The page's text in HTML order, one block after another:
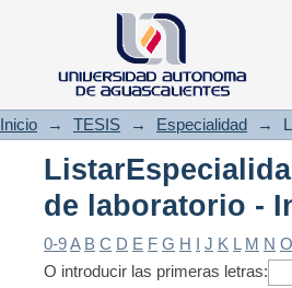
Investigaciones
Inicio → TESIS → Especialidad →
de laboratorio -
0-9A B C D E F G H I J K L M N O
O introducir las primeras letras: